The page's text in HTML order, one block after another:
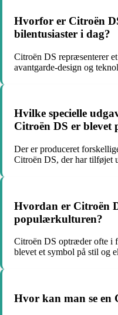
Hvorfor er Citroën
bilentusiaster i dag?
Citroën DS repræsenterer
avantgarde-design og
Hvilke specielle
Citroën DS er blevet
Der er produceret
Citroën DS, der har tilføjet
Hvordan er Citroën
populærkulturen?
Citroën DS optræder ofte i
blevet et symbol på stil og
Hvor kan man se en